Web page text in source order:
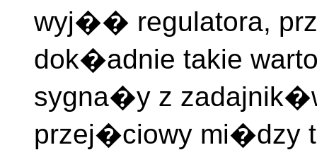
wyj�� regulatora,
dok�adnie takie
sygna�y z
przej�ciowy mi�dzy